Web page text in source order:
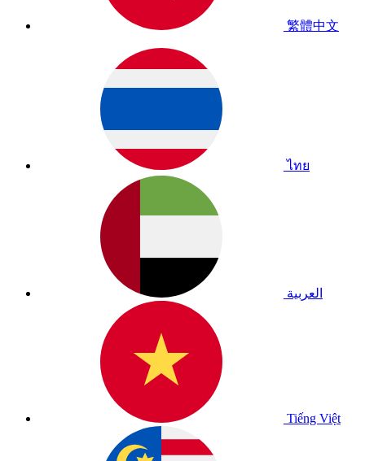
繁體中文
ไทย
العربية
Tiếng Việt